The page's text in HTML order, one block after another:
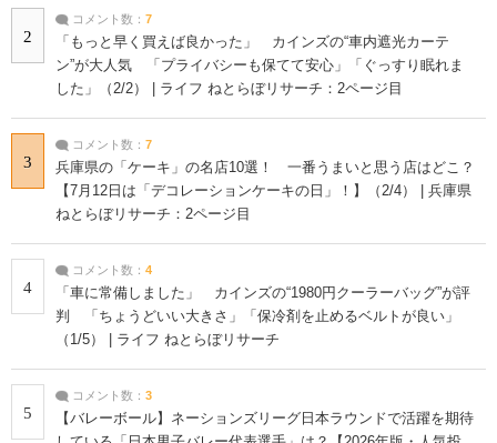
2
コメント数： 7
「もっと早く買えば良かった」 カインズの“車内遮光カーテ
ン”が大人気 「プライバシーも保てて安心」「ぐっすり眠れま
した」（2/2） | ライフ ねとらぼリサーチ：2ページ目
3
コメント数： 7
兵庫県の「ケーキ」の名店10選！ 一番うまいと思う店はどこ？
【7月12日は「デコレーションケーキの日」！】（2/4） | 兵庫県
ねとらぼリサーチ：2ページ目
4
コメント数： 4
「車に常備しました」 カインズの“1980円クーラーバッグ”が評
判 「ちょうどいい大きさ」「保冷剤を止めるベルトが良い」
（1/5） | ライフ ねとらぼリサーチ
5
コメント数： 3
【バレーボール】ネーションズリーグ日本ラウンドで活躍を期待